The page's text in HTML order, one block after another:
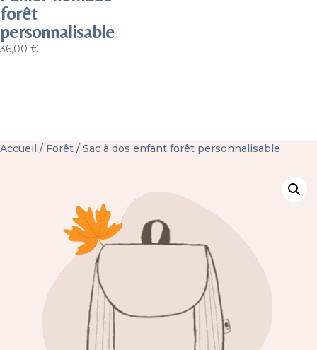
forêt
personnalisable
36,00 €
Accueil / Forêt / Sac à dos enfant forêt personnalisable